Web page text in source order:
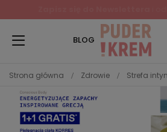
BLOG
Strona główna Zdrowie Strefa